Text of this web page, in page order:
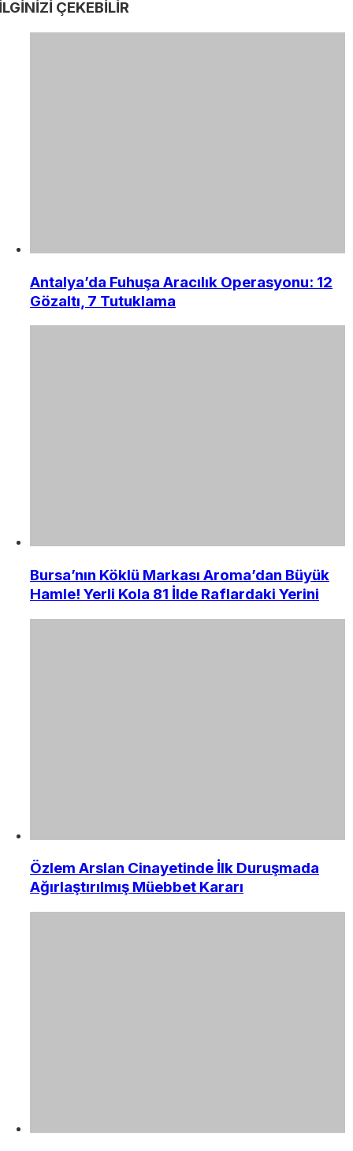
ÇEKEBİLİR
Antalya’da Fuhuşa Aracılık Operasyonu: 12
Gözaltı, 7 Tutuklama
Bursa’nın Köklü Markası Aroma’dan Büyük
Hamle! Yerli Kola 81 İlde Raflardaki Yerini
Özlem Arslan Cinayetinde İlk Duruşmada
Ağırlaştırılmış Müebbet Kararı